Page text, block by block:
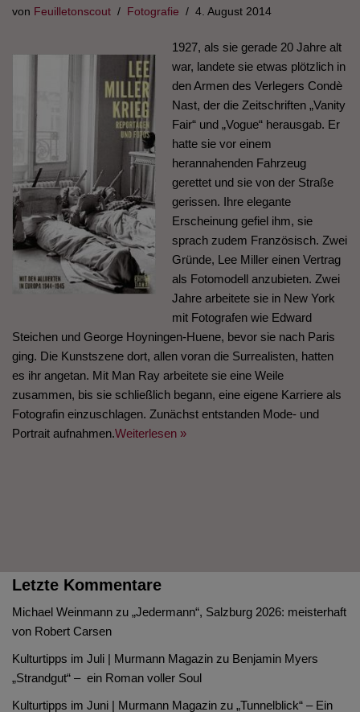
von Feuilletonscout Fotografie 4. August 2014
1927, als sie gerade 20 Jahre alt
war, landete sie etwas plötzlich in
den Armen des Verlegers Condè
Nast, der die Zeitschriften „Vanity
Fair“ und „Vogue“ herausgab. Er
hatte sie vor einem
herannahenden Fahrzeug
gerettet und sie von der Straße
gerissen. Ihre elegante
Erscheinung gefiel ihm, sie
sprach zudem Französisch. Zwei
Gründe, Lee Miller einen Vertrag
als Fotomodell anzubieten. Zwei
Jahre arbeitete sie in New York
mit Fotografen wie Edward
Steichen und George Hoyningen-Huene, bevor sie nach Paris
ging. Die Kunstszene dort, allen voran die Surrealisten, hatten
es ihr angetan. Mit Man Ray arbeitete sie eine Weile
zusammen, bis sie schließlich begann, eine eigene Karriere als
Fotografin einzuschlagen. Zunächst entstanden Mode- und
Portrait aufnahmen.Weiterlesen »
Letzte Kommentare
Michael Weinmann zu „Jedermann“, Salzburg 2026: meisterhaft
von Robert Carsen
Kulturtipps im Juli | Murmann Magazin zu Benjamin Myers
„Strandgut“ – ein Roman voller Soul
Kulturtipps im Juni | Murmann Magazin zu „Tunnelblick“ – Ein